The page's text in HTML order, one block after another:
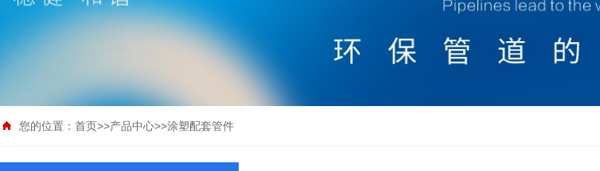
您的位置： 首页>>产品中心>>涂塑配套管件